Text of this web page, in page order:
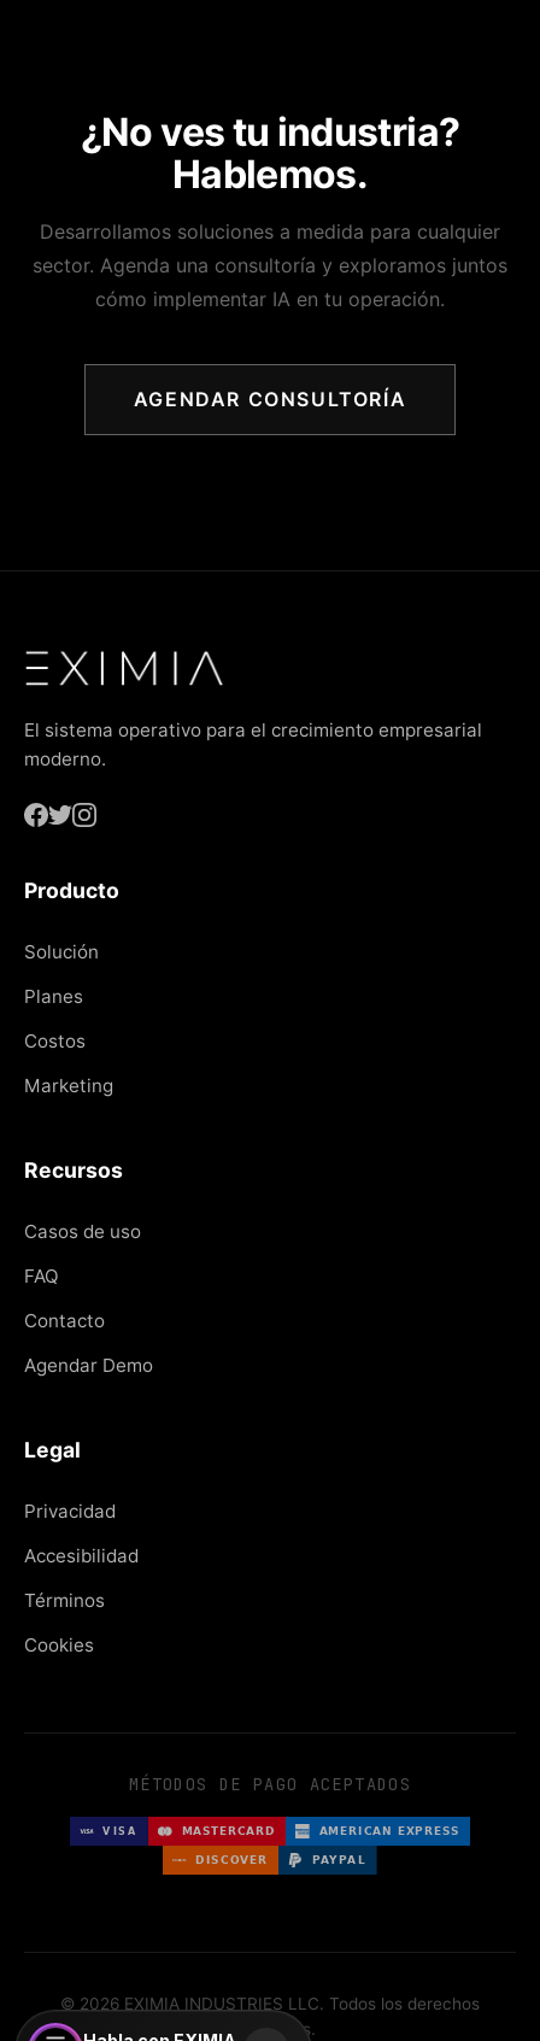
¿No ves tu industria?
Hablemos.
Desarrollamos soluciones a medida para cualquier
sector. Agenda una consultoría y exploramos juntos
cómo implementar IA en tu operación.
AGENDAR CONSULTORÍA
El sistema operativo para el crecimiento empresarial
moderno.
Producto
Solución
Planes
Costos
Marketing
Recursos
Casos de uso
FAQ
Contacto
Agendar Demo
Legal
Privacidad
Accesibilidad
Términos
Cookies
MÉTODOS DE PAGO ACEPTADOS
© 2026 EXIMIA INDUSTRIES LLC. Todos los derechos
reservados.